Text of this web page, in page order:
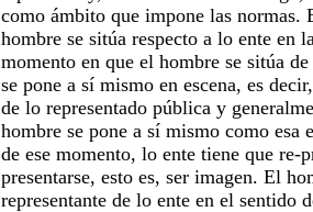
como ámbito que impone las normas.
hombre se sitúa respecto a lo ente en
momento en que el hombre se sitúa
se pone a sí mismo en escena, es
de lo representado pública y
hombre se pone a sí mismo como esa
de ese momento, lo ente tiene que re-
presentarse, esto es, ser imagen. El
representante de lo ente en el sentido